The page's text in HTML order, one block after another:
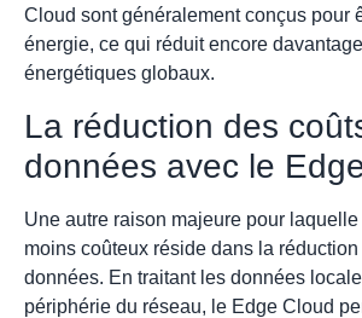
Cloud sont généralement conçus pour
énergie, ce qui réduit encore
énergétiques globaux.
La réduction des
données avec le
Une autre raison majeure pour
moins coûteux réside dans la
données. En traitant les données
périphérie du réseau, le Edge Cloud